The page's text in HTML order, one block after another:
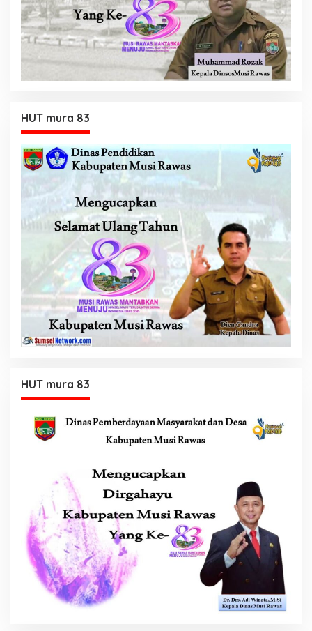
HUT mura 83
HUT mura 83